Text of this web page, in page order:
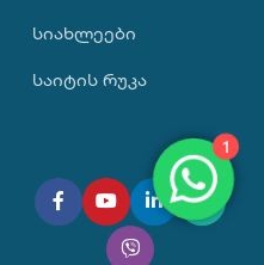
სიახლეები
საიტის რუკა
1